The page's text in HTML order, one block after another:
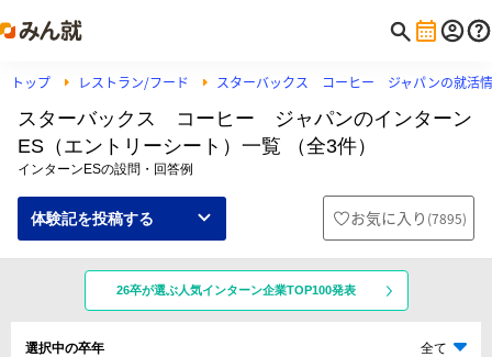
トップ レストラン/フード スターバックス コーヒー ジャパンの就活
スターバックス コーヒー ジャパンのインターン
ES（エントリーシート）一覧 （全3件）
インターンESの設問・回答例
体験記を投稿する お気に入り (7895)
26卒が選ぶ人気インターン企業TOP100発表
選択中の卒年 全て